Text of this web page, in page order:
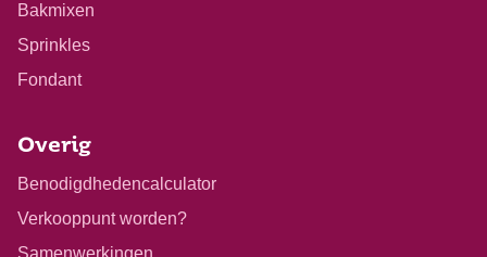
Bakmixen
Sprinkles
Fondant
Overig
Benodigdhedencalculator
Verkooppunt worden?